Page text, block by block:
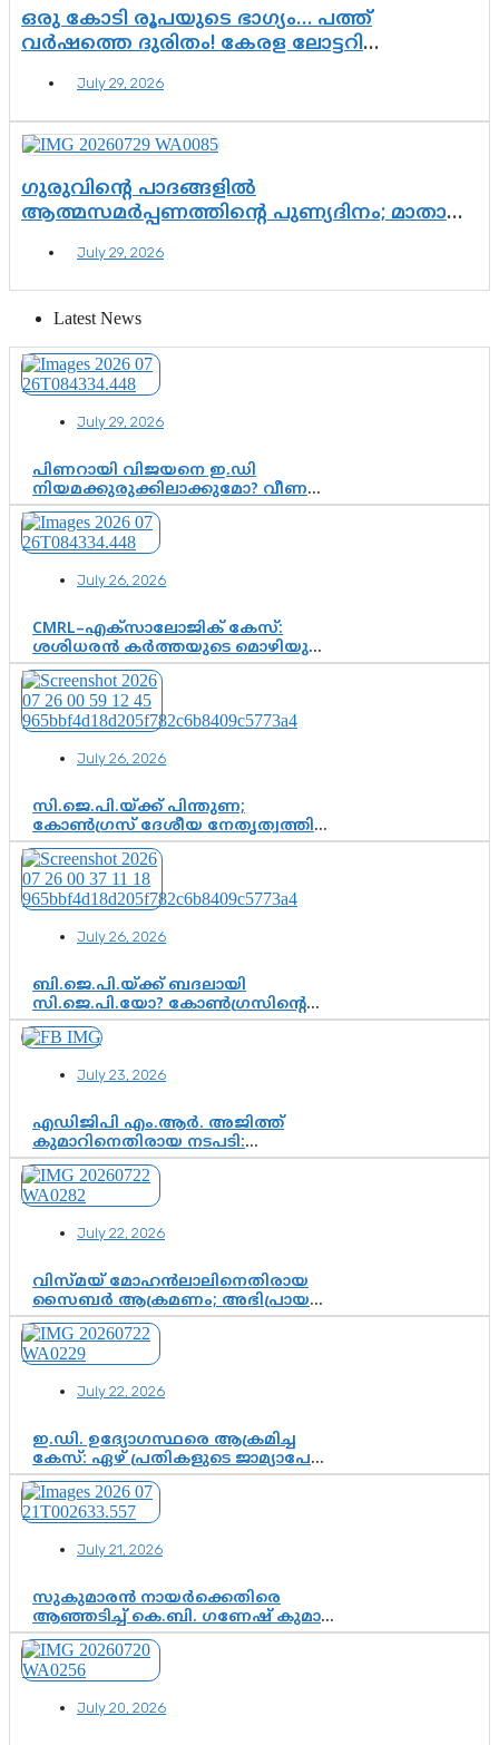
ഒരു കോടി രൂപയുടെ ഭാഗ്യം… പത്ത്
വർഷത്തെ ദുരിതം! കേരള ലോട്ടറി
പോരാട്ടംJuly 29, 2026
ഗുരുവിന്റെ പാദങ്ങളിൽ
ആത്മസമർപ്പണത്തിന്റെ പുണ്യദിനം; മാതാ
ഗുരുപൂർണിമ ആഘോഷം
July 29, 2026
Latest News
July 29, 2026
പിണറായി വിജയനെ ഇ.ഡി
നിയമക്കുരുക്കിലാക്കുമോ? വീണ
വിജയൻ മാപ്പുസാക്ഷിയാകുമോ?
കർത്തയുടെ മൊഴി നിർണായക
വഴിത്തിരിവാകുമോ?
July 26, 2026
CMRL–എക്‌സാലോജിക് കേസ്:
ശശിധരൻ കർത്തയുടെ മൊഴിയുടെ
അടിസ്ഥാനത്തിൽ പിണറായി
വിജയനെ ചോദ്യം ചെയ്യുന്നതിൽ ഉടൻ
തീരുമാനം; വീണയ്‌ക്കെതിരെ
കൂടുതൽ തെളിവുകൾ പരിശോധിച്ച്
July 26, 2026
സി.ജെ.പി.യ്ക്ക് പിന്തുണ;
കോൺഗ്രസ് ദേശീയ നേതൃത്വത്തിൽ
ആശങ്കയോ? പാർട്ടിക്കുള്ളിൽ
ഭിന്നാഭിപ്രായമെന്ന വിലയിരുത്തൽ
July 26, 2026
ബി.ജെ.പി.യ്ക്ക് ബദലായി
സി.ജെ.പി.യോ? കോൺഗ്രസിന്റെ
രാഷ്ട്രീയ ഇടം കൈവശപ്പെടുത്താൻ
സിജെപി ഉയർന്നുകഴിഞ്ഞോ?
വഴിത്തിരിവ്
July 23, 2026
എഡിജിപി എം.ആർ. അജിത്ത്
കുമാറിനെതിരായ നടപടി:
സസ്പെൻഷനിൽ ഒതുങ്ങുമോ,
അതോ കൂടുതൽ കടുത്ത
നടപടികളിലേക്കോ?
July 22, 2026
വിസ്മയ് മോഹൻലാലിനെതിരായ
സൈബർ ആക്രമണം; അഭിപ്രായ
സ്വാതന്ത്ര്യത്തെ നിശ്ശബ്ദമാക്കുന്ന
ഡിജിറ്റൽ ഗുണ്ടായിസത്തിന് അറുതി
വേണം
July 22, 2026
ഇ.ഡി. ഉദ്യോഗസ്ഥരെ ആക്രമിച്ച
കേസ്: ഏഴ് പ്രതികളുടെ ജാമ്യാപേക്ഷ
വീണ്ടും തള്ളി; അന്വേഷണം തുടരാൻ
കോടതി അനുമതി
July 21, 2026
സുകുമാരൻ നായർക്കെതിരെ
ആഞ്ഞടിച്ച് കെ.ബി. ഗണേഷ് കുമാർ,
വി.ഡി. സതീശന് പൂർണ പിന്തുണ
July 20, 2026